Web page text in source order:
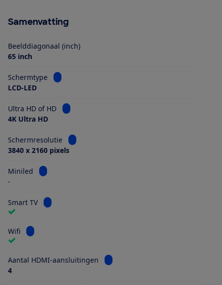
Samenvatting
Beelddiagonaal (inch)
65 inch
Schermtype
Bekijk informatie voor Schermtype
LCD-LED
Ultra HD of HD
Bekijk informatie voor Ultra HD of HD
4K Ultra HD
Schermresolutie
Bekijk informatie voor Schermresolutie
3840 x 2160 pixels
Miniled
Bekijk informatie voor Miniled
-
Smart TV Bekijk informatie voor Smart TV
Wifi Bekijk informatie voor Wifi
Aantal HDMI-aansluitingen
Bekijk informatie voor Aantal
4